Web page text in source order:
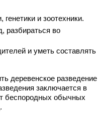
и зоотехники.
разбираться во
и уметь составлять
деревенское разведение
заключается в
беспородных обычных